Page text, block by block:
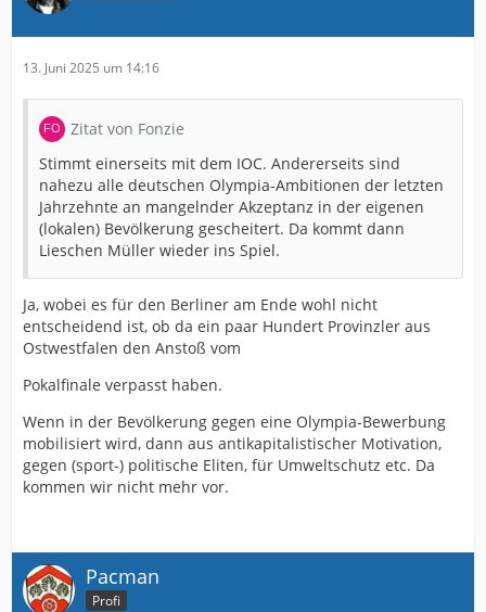
13. Juni 2025 um 14:16
Zitat von Fonzie
Stimmt einerseits mit dem IOC. Andererseits sind
nahezu alle deutschen Olympia-Ambitionen der letzten
Jahrzehnte an mangelnder Akzeptanz in der eigenen
(lokalen) Bevölkerung gescheitert. Da kommt dann
Lieschen Müller wieder ins Spiel.
Ja, wobei es für den Berliner am Ende wohl nicht
entscheidend ist, ob da ein paar Hundert Provinzler aus
Ostwestfalen den Anstoß vom
Pokalfinale verpasst haben.
Wenn in der Bevölkerung gegen eine Olympia-Bewerbung
mobilisiert wird, dann aus antikapitalistischer Motivation,
gegen (sport-) politische Eliten, für Umweltschutz etc. Da
kommen wir nicht mehr vor.
Pacman
Profi